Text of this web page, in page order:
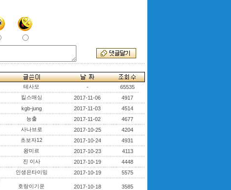
테사모 -
65535
킬스매싱 2017-11-06
4917
kgb-jung 2017-11-03
4514
능출 2017-11-02
4677
사나브로 2017-10-25
4204
초보자12 2017-10-24
4931
왕미르 2017-10-23
4113
진 이사 2017-10-19
4448
인생은타이밍 2017-10-19 5575
호랑이기운 2017-10-18 3585